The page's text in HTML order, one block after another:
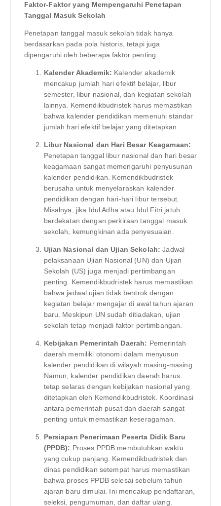
Faktor-Faktor yang Mempengaruhi Penetapan
Tanggal Masuk Sekolah
Penetapan tanggal masuk sekolah tidak hanya
berdasarkan pada pola historis, tetapi juga
dipengaruhi oleh beberapa faktor penting:
Kalender Akademik: Kalender akademik
mencakup jumlah hari efektif belajar, libur
semester, libur nasional, dan kegiatan sekolah
lainnya. Kemendikbudristek harus memastikan
bahwa kalender pendidikan memenuhi standar
jumlah hari efektif belajar yang ditetapkan.
Libur Nasional dan Hari Besar Keagamaan:
Penetapan tanggal libur nasional dan hari besar
keagamaan sangat memengaruhi penyusunan
kalender pendidikan. Kemendikbudristek
berusaha untuk menyelaraskan kalender
pendidikan dengan hari-hari libur tersebut.
Misalnya, jika Idul Adha atau Idul Fitri jatuh
berdekatan dengan perkiraan tanggal masuk
sekolah, kemungkinan ada penyesuaian.
Ujian Nasional dan Ujian Sekolah: Jadwal
pelaksanaan Ujian Nasional (UN) dan Ujian
Sekolah (US) juga menjadi pertimbangan
penting. Kemendikbudristek harus memastikan
bahwa jadwal ujian tidak bentrok dengan
kegiatan belajar mengajar di awal tahun ajaran
baru. Meskipun UN sudah ditiadakan, ujian
sekolah tetap menjadi faktor pertimbangan.
Kebijakan Pemerintah Daerah: Pemerintah
daerah memiliki otonomi dalam menyusun
kalender pendidikan di wilayah masing-masing.
Namun, kalender pendidikan daerah harus
tetap selaras dengan kebijakan nasional yang
ditetapkan oleh Kemendikbudristek. Koordinasi
antara pemerintah pusat dan daerah sangat
penting untuk memastikan keseragaman.
Persiapan Penerimaan Peserta Didik Baru
(PPDB): Proses PPDB membutuhkan waktu
yang cukup panjang. Kemendikbudristek dan
dinas pendidikan setempat harus memastikan
bahwa proses PPDB selesai sebelum tahun
ajaran baru dimulai. Ini mencakup pendaftaran,
seleksi, pengumuman, dan daftar ulang.